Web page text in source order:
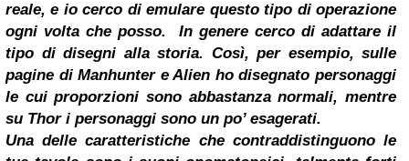
reale, e io cerco di emulare questo tipo di operazione
ogni volta che posso.
In genere cerco di adattare il
tipo di disegni alla storia. Così, per esempio, sulle
pagine di Manhunter e Alien ho disegnato personaggi
le cui proporzioni sono abbastanza normali, mentre
su Thor i personaggi sono un po’ esagerati.
Una delle caratteristiche che contraddistinguono le